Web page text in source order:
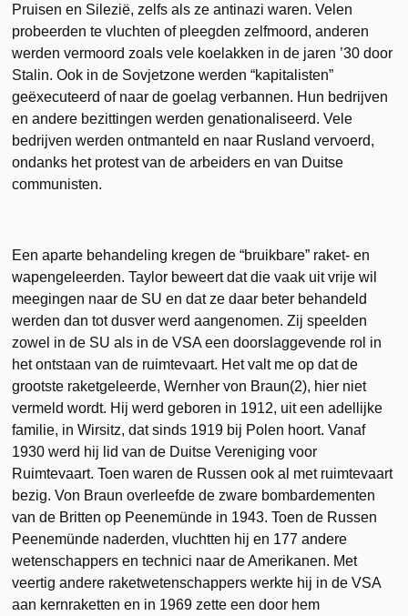
Pruisen en Silezië, zelfs als ze antinazi waren. Velen
probeerden te vluchten of pleegden zelfmoord, anderen
werden vermoord zoals vele koelakken in de jaren ’30 door
Stalin. Ook in de Sovjetzone werden “kapitalisten”
geëxecuteerd of naar de goelag verbannen. Hun bedrijven
en andere bezittingen werden genationaliseerd. Vele
bedrijven werden ontmanteld en naar Rusland vervoerd,
ondanks het protest van de arbeiders en van Duitse
communisten.
Een aparte behandeling kregen de “bruikbare” raket- en
wapengeleerden. Taylor beweert dat die vaak uit vrije wil
meegingen naar de SU en dat ze daar beter behandeld
werden dan tot dusver werd aangenomen. Zij speelden
zowel in de SU als in de VSA een doorslaggevende rol in
het ontstaan van de ruimtevaart. Het valt me op dat de
grootste raketgeleerde, Wernher von Braun(2), hier niet
vermeld wordt. Hij werd geboren in 1912, uit een adellijke
familie, in Wirsitz, dat sinds 1919 bij Polen hoort. Vanaf
1930 werd hij lid van de Duitse Vereniging voor
Ruimtevaart. Toen waren de Russen ook al met ruimtevaart
bezig. Von Braun overleefde de zware bombardementen
van de Britten op Peenemünde in 1943. Toen de Russen
Peenemünde naderden, vluchtten hij en 177 andere
wetenschappers en technici naar de Amerikanen. Met
veertig andere raketwetenschappers werkte hij in de VSA
aan kernraketten en in 1969 zette een door hem